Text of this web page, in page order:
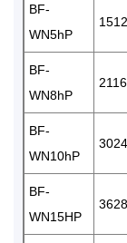
BF-
WN5hP
BF-
WN8hP
BF-
WN10hP
BF-
WN15HP